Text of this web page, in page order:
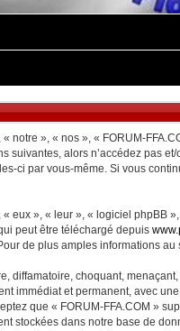
notre », « nos », « FORUM-
suivantes, alors n’accédez pas
ci par vous-même. Si vous
eux », « leur », « logiciel
peut être téléchargé depuis
de plus amples informations
diffamatoire, choquant,
immédiat et permanent, avec
que « FORUM-FFA.COM »
stockées dans notre base de